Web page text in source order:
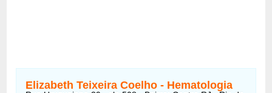
Elizabeth Teixeira Coelho - Hematologia